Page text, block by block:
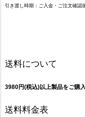
引き渡し時期：ご入金・ご注文確認
送料について
3980円(税込)以上製品をご購
送料料金表